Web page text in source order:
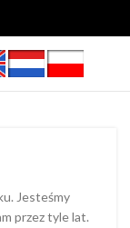
Jesteśmy
przez tyle lat.